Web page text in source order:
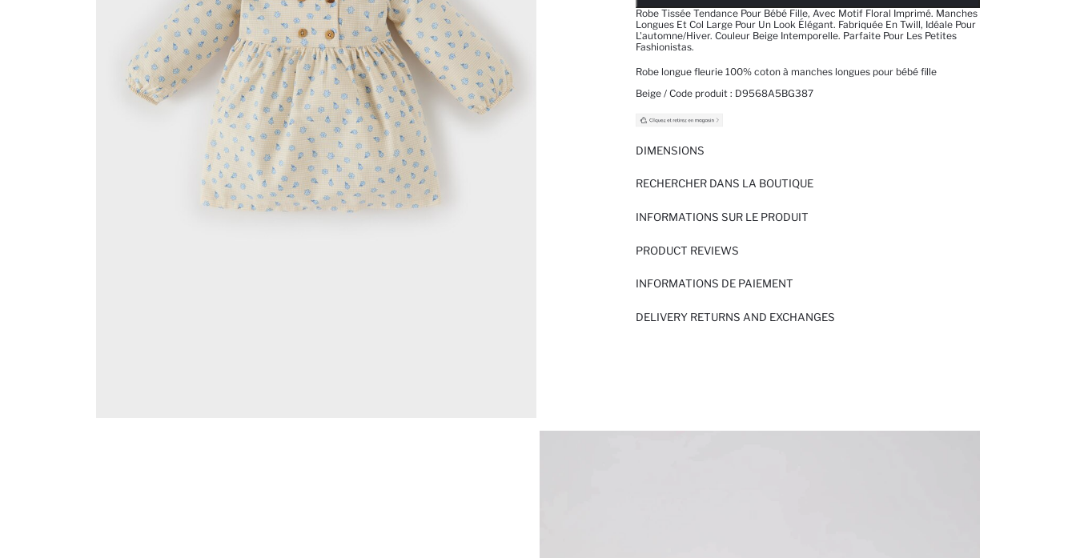
Robe Tissée Tendance Pour Bébé Fille, Avec Motif Floral Imprimé. Manches
Longues Et Col Large Pour Un Look Élégant. Fabriquée En Twill, Idéale Pour
L'automne/hiver. Couleur Beige Intemporelle. Parfaite Pour Les Petites
Fashionistas.
Robe longue fleurie 100% coton à manches longues pour bébé fille
Beige / Code produit : D9568A5BG387
DIMENSIONS
RECHERCHER DANS LA BOUTIQUE
INFORMATIONS SUR LE PRODUIT
PRODUCT REVIEWS
INFORMATIONS DE PAIEMENT
DELIVERY RETURNS AND EXCHANGES